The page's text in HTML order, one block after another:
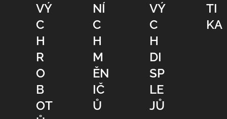
VÝ
C
H
R
O
B
OT
NÍ
C
H
M
ĚN
IČ
Ů
VÝ
C
H
DI
SP
LE
JŮ
TI
KA